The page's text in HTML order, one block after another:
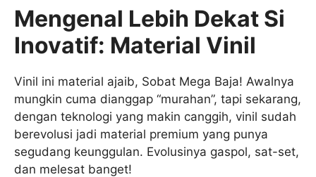
Mengenal Lebih Dekat Si
Inovatif: Material Vinil
Vinil ini material ajaib, Sobat Mega Baja! Awalnya
mungkin cuma dianggap “murahan”, tapi sekarang,
dengan teknologi yang makin canggih, vinil sudah
berevolusi jadi material premium yang punya
segudang keunggulan. Evolusinya gaspol, sat-set,
dan melesat banget!